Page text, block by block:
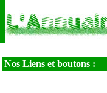
Nos Liens et boutons :